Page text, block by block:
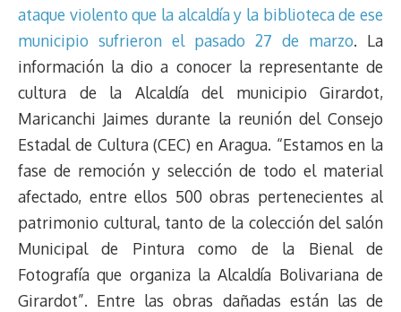
ataque violento que la alcaldía y la biblioteca de ese
municipio sufrieron el pasado 27 de marzo. La
información la dio a conocer la representante de
cultura de la Alcaldía del municipio Girardot,
Maricanchi Jaimes durante la reunión del Consejo
Estadal de Cultura (CEC) en Aragua. “Estamos en la
fase de remoción y selección de todo el material
afectado, entre ellos 500 obras pertenecientes al
patrimonio cultural, tanto de la colección del salón
Municipal de Pintura como de la Bienal de
Fotografía que organiza la Alcaldía Bolivariana de
Girardot”. Entre las obras dañadas están las de